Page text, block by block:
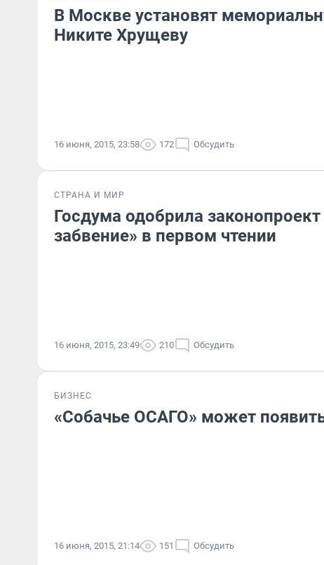
В Москве установят
Никите Хрущеву
16 июня, 2015, 23:58 172 Обсудить
СТРАНА И МИР
Госдума одобрила
забвение» в первом чтении
16 июня, 2015, 23:49 210 Обсудить
БИЗНЕС
«Собачье ОСАГО» может
16 июня, 2015, 21:14 151 Обсудить